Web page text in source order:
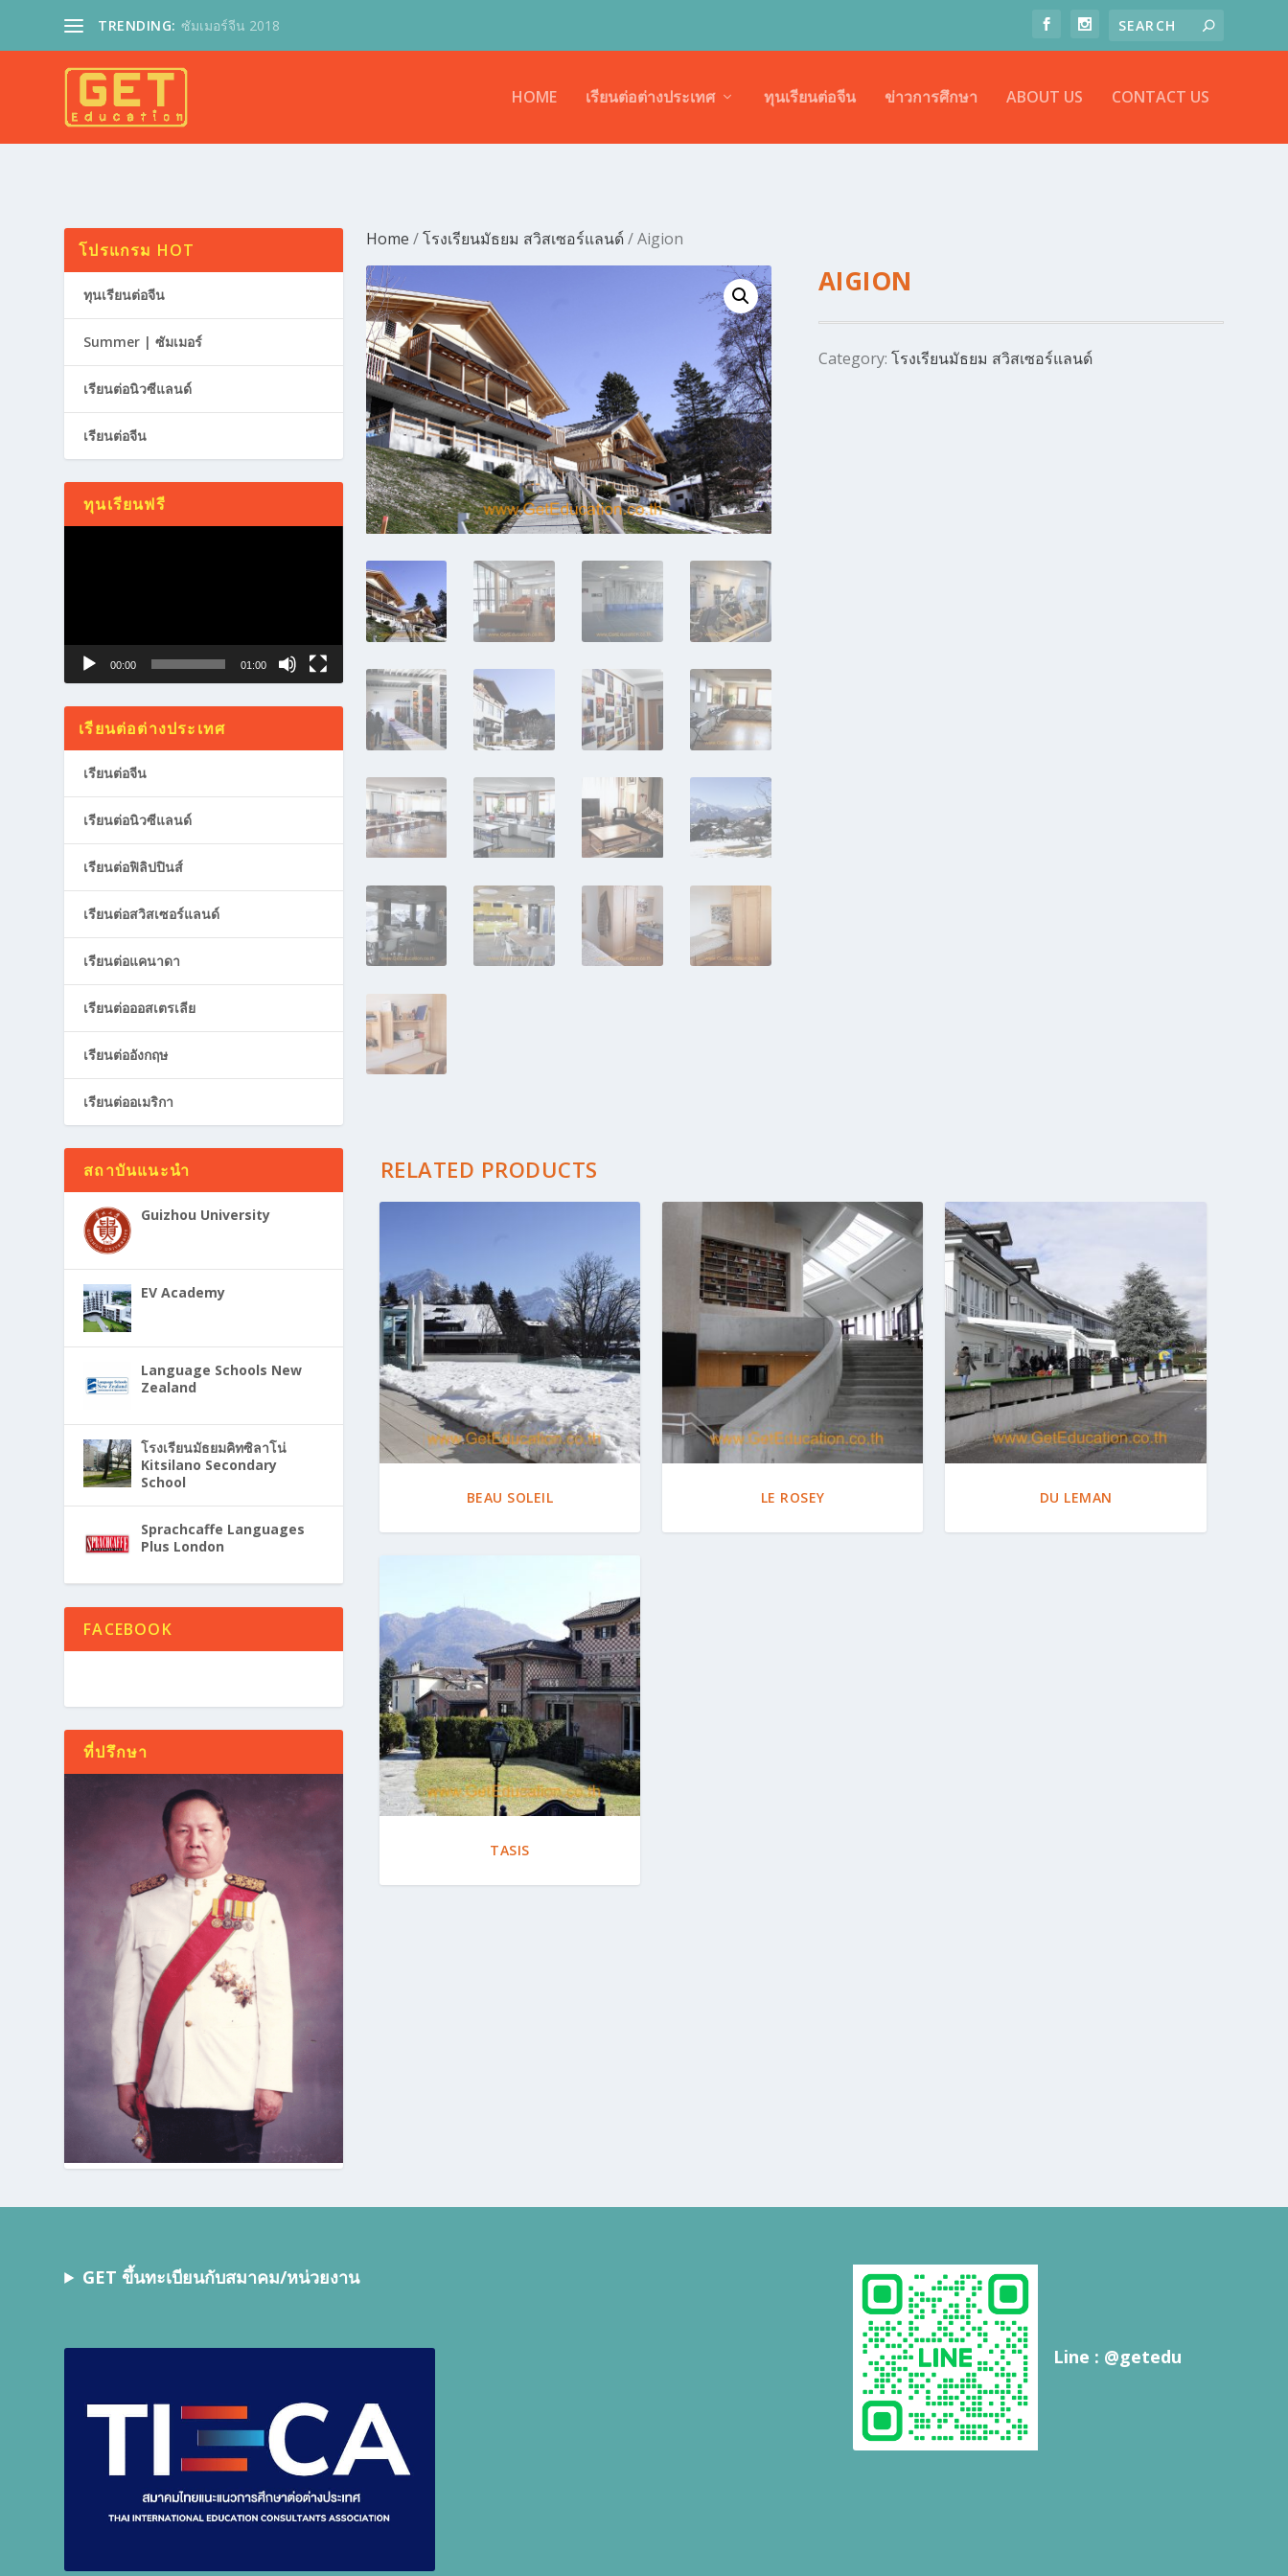
TRENDING: ซัมเมอร์จีน 2018
HOME เรียนต่อต่างประเทศ ทุนเรียนต่อจีน ข่าวการศึกษา ABOUT US CONTACT US
Home /โรงเรียนมัธยม สวิสเซอร์แลนด์/ Aigion
AIGION
Category: โรงเรียนมัธยม สวิสเซอร์แลนด์
RELATED PRODUCTS
BEAU SOLEIL LE ROSEY DU LEMAN
TASIS
โปรแกรม HOT
ทุนเรียนต่อจีน
Summer | ซัมเมอร์
เรียนต่อนิวซีแลนด์
เรียนต่อจีน
ทุนเรียนฟรี
00:00 01:00
เรียนต่อต่างประเทศ
เรียนต่อจีน
เรียนต่อนิวซีแลนด์
เรียนต่อฟิลิปปินส์
เรียนต่อสวิสเซอร์แลนด์
เรียนต่อแคนาดา
เรียนต่อออสเตรเลีย
เรียนต่ออังกฤษ
เรียนต่ออเมริกา
สถาบันแนะนำ
Guizhou University
EV Academy
Language Schools New
Zealand
โรงเรียนมัธยมคิทซิลาโน่
Kitsilano Secondary
School
Sprachcaffe Languages
Plus London
FACEBOOK
ที่ปรึกษา
GET ขึ้นทะเบียนกับสมาคม/หน่วยงาน
Line : @getedu